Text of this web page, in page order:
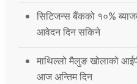
सिटिजन्स बैंकको १०%
आवेदन दिन सकिने
माथिल्लो मैलुङ खोलाको
आज अन्तिम दिन